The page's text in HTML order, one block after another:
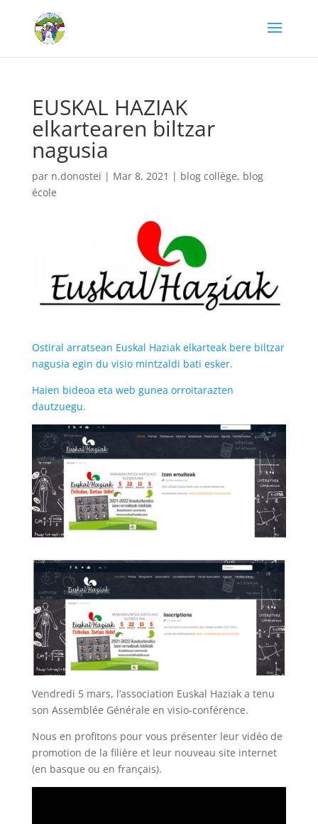
EUSKAL HAZIAK
elkartearen biltzar
nagusia
par n.donostei | Mar 8, 2021 | blog collège, blog
école
Ostiral arratsean Euskal Haziak elkarteak bere biltzar
nagusia egin du visio mintzaldi bati esker.
Haien bideoa eta web gunea orroitarazten
dautzuegu.
Vendredi 5 mars, l’association Euskal Haziak a tenu
son Assemblée Générale en visio-conférence.
Nous en profitons pour vous présenter leur vidéo de
promotion de la filière et leur nouveau site internet
(en basque ou en français).